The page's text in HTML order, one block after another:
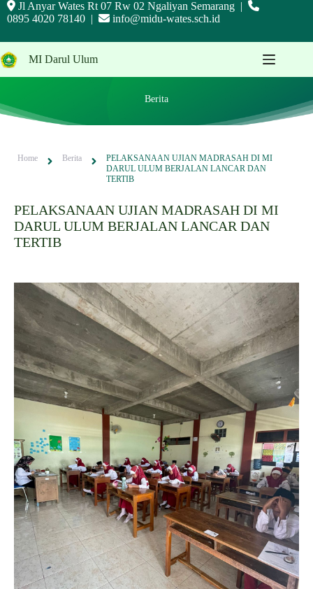
Jl Anyar Wates Rt 07 Rw 02 Ngaliyan Semarang |
0895 4020 78140 |
info@midu-wates.sch.id
MI Darul Ulum
Berita
Home Berita
PELAKSANAAN UJIAN MADRASAH DI MI
DARUL ULUM BERJALAN LANCAR DAN
TERTIB
PELAKSANAAN UJIAN MADRASAH DI MI
DARUL ULUM BERJALAN LANCAR DAN
TERTIB